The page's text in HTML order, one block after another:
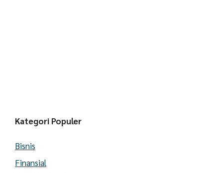
Kategori Populer
Bisnis
Finansial